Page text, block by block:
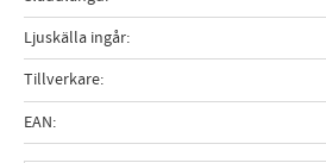
Ljuskälla ingår
Tillverkare
EAN